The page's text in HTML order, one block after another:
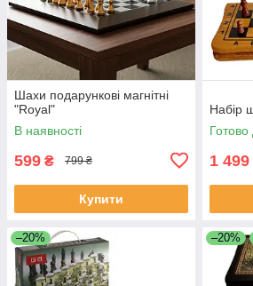
Шахи подарункові магнітні
"Royal"
В наявності
599 ₴ 799 ₴
Купити
Набір
Готово
1 499
–20% –20%